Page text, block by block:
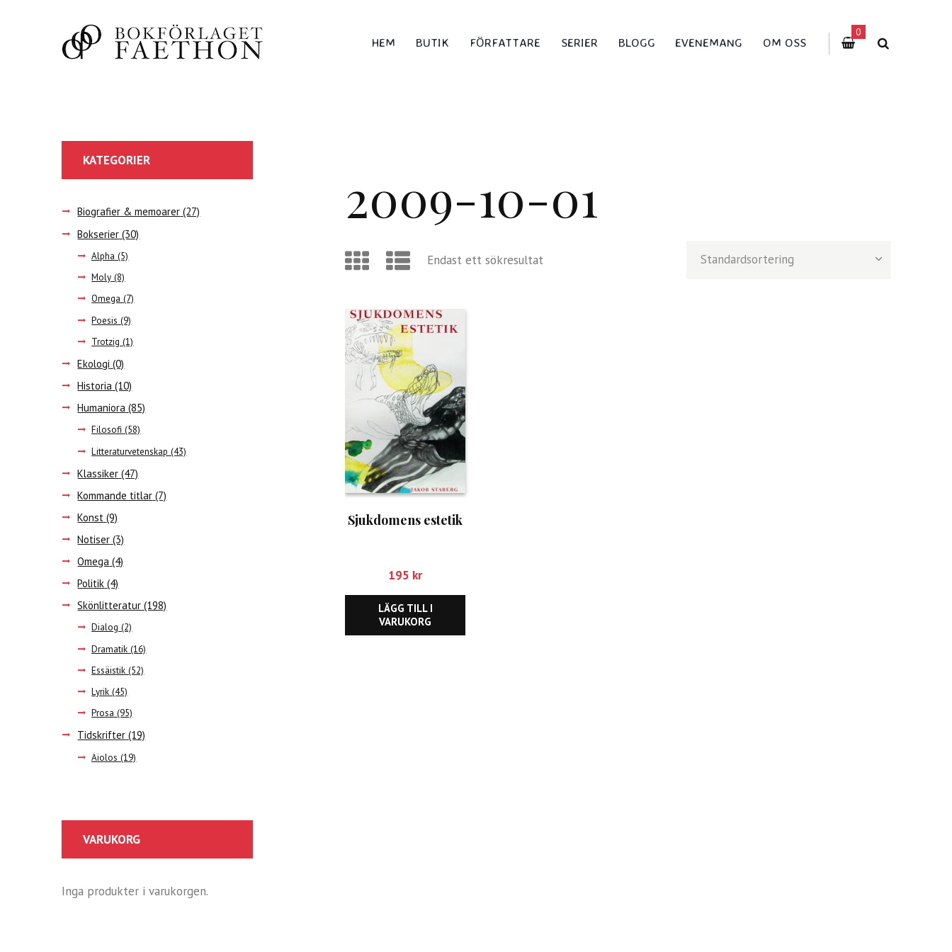
HEM BUTIK FÖRFATTARE SERIER BLOGG EVENEMANG OM OSS
0
2009-10-01
Endast ett sökresultat
Sjukdomens estetik
195 kr
LÄGG TILL I
VARUKORG
KATEGORIER
Biografier & memoarer (27)
Bokserier (30)
Alpha (5)
Moly (8)
Omega (7)
Poesis (9)
Trotzig (1)
Ekologi (0)
Historia (10)
Humaniora (85)
Filosofi (58)
Litteraturvetenskap (43)
Klassiker (47)
Kommande titlar (7)
Konst (9)
Notiser (3)
Omega (4)
Politik (4)
Skönlitteratur (198)
Dialog (2)
Dramatik (16)
Essäistik (52)
Lyrik (45)
Prosa (95)
Tidskrifter (19)
Aiolos (19)
VARUKORG
Inga produkter i varukorgen.